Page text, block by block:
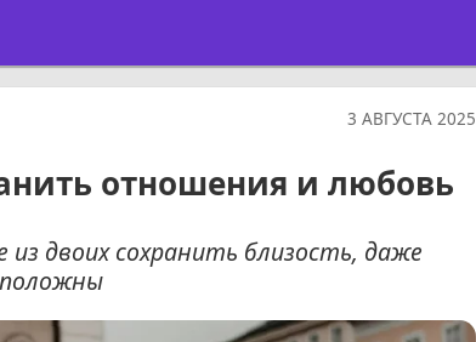
3 АВГУСТА 2025
отношения и любовь
двоих сохранить близость, даже